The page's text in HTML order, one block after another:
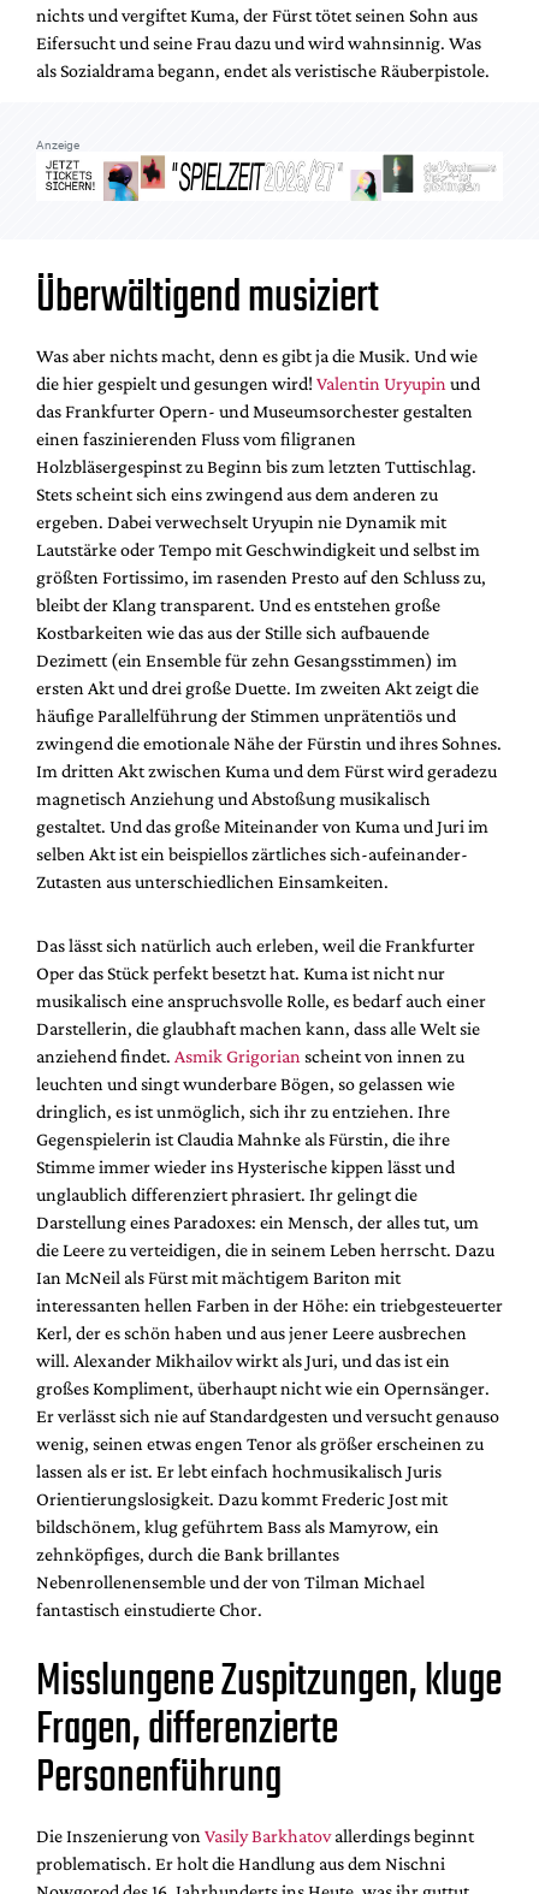
nichts und vergiftet Kuma, der Fürst tötet seinen Sohn aus
Eifersucht und seine Frau dazu und wird wahnsinnig. Was
als Sozialdrama begann, endet als veristische Räuberpistole.
Anzeige
Überwältigend musiziert
Was aber nichts macht, denn es gibt ja die Musik. Und wie
die hier gespielt und gesungen wird! Valentin Uryupin und
das Frankfurter Opern- und Museumsorchester gestalten
einen faszinierenden Fluss vom filigranen
Holzbläsergespinst zu Beginn bis zum letzten Tuttischlag.
Stets scheint sich eins zwingend aus dem anderen zu
ergeben. Dabei verwechselt Uryupin nie Dynamik mit
Lautstärke oder Tempo mit Geschwindigkeit und selbst im
größten Fortissimo, im rasenden Presto auf den Schluss zu,
bleibt der Klang transparent. Und es entstehen große
Kostbarkeiten wie das aus der Stille sich aufbauende
Dezimett (ein Ensemble für zehn Gesangsstimmen) im
ersten Akt und drei große Duette. Im zweiten Akt zeigt die
häufige Parallelführung der Stimmen unprätentiös und
zwingend die emotionale Nähe der Fürstin und ihres Sohnes.
Im dritten Akt zwischen Kuma und dem Fürst wird geradezu
magnetisch Anziehung und Abstoßung musikalisch
gestaltet. Und das große Miteinander von Kuma und Juri im
selben Akt ist ein beispiellos zärtliches sich-aufeinander-
Zutasten aus unterschiedlichen Einsamkeiten.
Das lässt sich natürlich auch erleben, weil die Frankfurter
Oper das Stück perfekt besetzt hat. Kuma ist nicht nur
musikalisch eine anspruchsvolle Rolle, es bedarf auch einer
Darstellerin, die glaubhaft machen kann, dass alle Welt sie
anziehend findet. Asmik Grigorian scheint von innen zu
leuchten und singt wunderbare Bögen, so gelassen wie
dringlich, es ist unmöglich, sich ihr zu entziehen. Ihre
Gegenspielerin ist Claudia Mahnke als Fürstin, die ihre
Stimme immer wieder ins Hysterische kippen lässt und
unglaublich differenziert phrasiert. Ihr gelingt die
Darstellung eines Paradoxes: ein Mensch, der alles tut, um
die Leere zu verteidigen, die in seinem Leben herrscht. Dazu
Ian McNeil als Fürst mit mächtigem Bariton mit
interessanten hellen Farben in der Höhe: ein triebgesteuerter
Kerl, der es schön haben und aus jener Leere ausbrechen
will. Alexander Mikhailov wirkt als Juri, und das ist ein
großes Kompliment, überhaupt nicht wie ein Opernsänger.
Er verlässt sich nie auf Standardgesten und versucht genauso
wenig, seinen etwas engen Tenor als größer erscheinen zu
lassen als er ist. Er lebt einfach hochmusikalisch Juris
Orientierungslosigkeit. Dazu kommt Frederic Jost mit
bildschönem, klug geführtem Bass als Mamyrow, ein
zehnköpfiges, durch die Bank brillantes
Nebenrollenensemble und der von Tilman Michael
fantastisch einstudierte Chor.
Misslungene Zuspitzungen, kluge
Fragen, differenzierte
Personenführung
Die Inszenierung von Vasily Barkhatovallerdings beginnt
problematisch. Er holt die Handlung aus dem Nischni